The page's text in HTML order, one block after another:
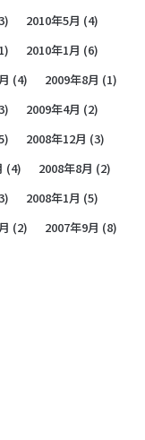
2010年5月 (4)
2010年1月 (6)
(4) 2009年8月 (1)
2009年4月 (2)
2008年12月 (3)
(4) 2008年8月 (2)
2008年1月 (5)
(2) 2007年9月 (8)